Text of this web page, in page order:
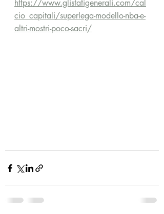
https://www.glistatigenerali.com/cal
cio_capitali/superlega-modello-nba-e-
altri-mostri-poco-sacri/